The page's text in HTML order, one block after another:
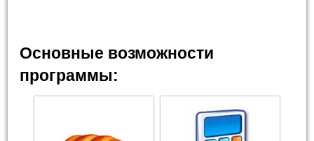
Основные возможности
программы: